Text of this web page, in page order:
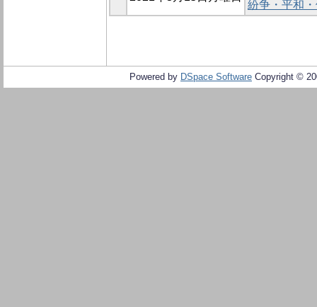
紛争・平和
Powered by DSpace Software Copyright ©